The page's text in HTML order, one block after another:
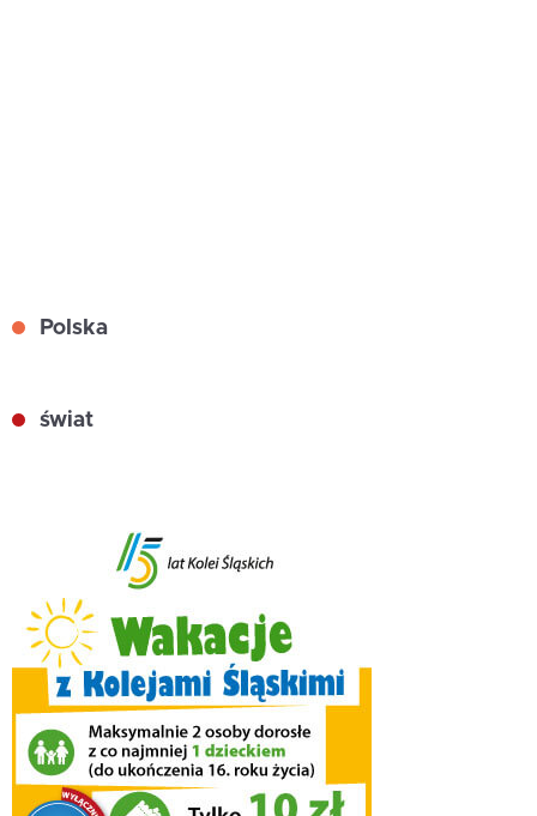
Polska
świat